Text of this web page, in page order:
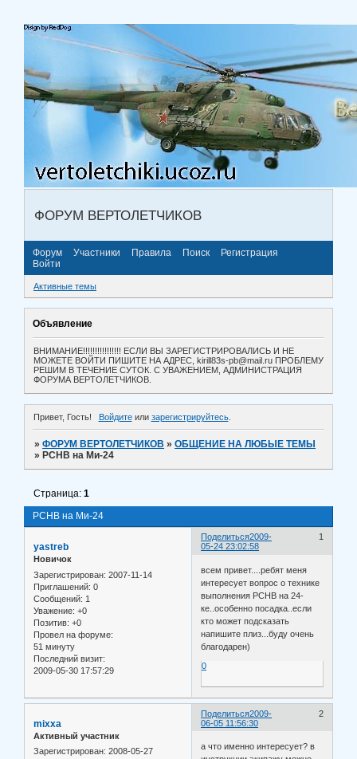
ФОРУМ ВЕРТОЛЕТЧИКОВ
Форум Участники Правила Поиск
Регистрация
Войти
Активные темы
Объявление
ВНИМАНИЕ!!!!!!!!!!!!!!!! ЕСЛИ ВЫ ЗАРЕГИСТРИРОВАЛИСЬ И НЕ
МОЖЕТЕ ВОЙТИ ПИШИТЕ НА АДРЕС, kirill83s-pb@mail.ru ПРОБЛЕМУ
РЕШИМ В ТЕЧЕНИЕ СУТОК. С УВАЖЕНИЕМ, АДМИНИСТРАЦИЯ
ФОРУМА ВЕРТОЛЕТЧИКОВ.
Привет, Гость! Войдитеили зарегистрируйтесь.
»ФОРУМ ВЕРТОЛЕТЧИКОВ »ОБЩЕНИЕ НА ЛЮБЫЕ ТЕМЫ
» РСНВ на Ми-24
РСНВ на Ми-24
Страница:1
Поделиться 1
2009-
05-24 23:02:58
yastreb
Новичок
Зарегистрирован: 2007-11-14
Приглашений: 0
Сообщений: 1
Уважение: +0
Позитив: +0
Провел на форуме:
51 минуту
Последний визит:
2009-05-30 17:57:29
всем привет....ребят меня
интересует вопрос о технике
выполнения РСНВ на 24-
ке..особенно посадка..если
кто может подсказать
напишите плиз...буду очень
благодарен)
0
Поделиться 2
2009-
06-05 11:56:30
mixxa
Активный участник
Зарегистрирован: 2008-05-27
а что именно интересует? в